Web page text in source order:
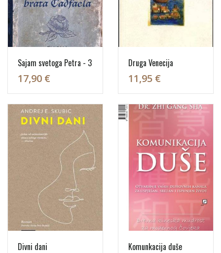
Sajam svetoga Petra - 3
17,90 €
Druga Venecija
11,95 €
Divni dani Komunkacija duše